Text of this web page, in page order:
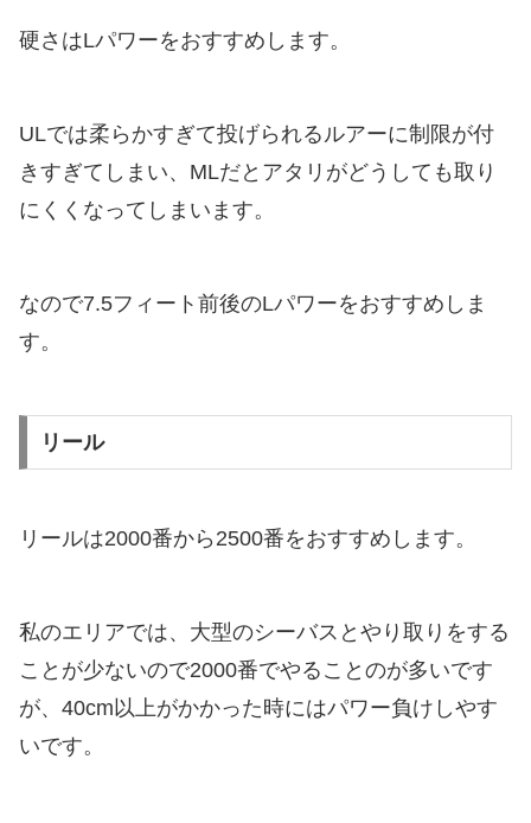
硬さはLパワーをおすすめします。
ULでは柔らかすぎて投げられるルアーに制限が付
きすぎてしまい、MLだとアタリがどうしても取り
にくくなってしまいます。
なので7.5フィート前後のLパワーをおすすめしま
す。
リール
リールは2000番から2500番をおすすめします。
私のエリアでは、大型のシーバスとやり取りをする
ことが少ないので2000番でやることのが多いです
が、40cm以上がかかった時にはパワー負けしやす
いです。